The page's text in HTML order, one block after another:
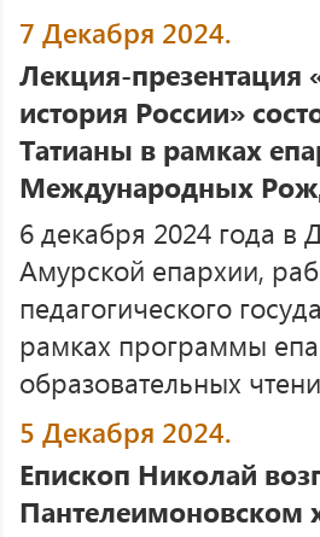
7 Декабря 2024.
Лекция-презентация
история России»
Татианы в рамках
Международных
6 декабря 2024 года в
Амурской епархии,
педагогического
рамках программы
образовательных
5 Декабря 2024.
Епископ Николай
Пантелеимоновском